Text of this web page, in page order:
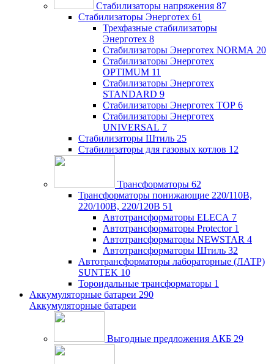
Стабилизаторы напряжения 87
Стабилизаторы Энерготех 61
Трехфазные стабилизаторы
Энерготех 8
Стабилизаторы Энерготех NORMA 20
Стабилизаторы Энерготех
OPTIMUM 11
Стабилизаторы Энерготех
STANDARD 9
Стабилизаторы Энерготех TOP 6
Стабилизаторы Энерготех
UNIVERSAL 7
Стабилизаторы Штиль 25
Стабилизаторы для газовых котлов 12
Трансформаторы 62
Трансформаторы понижающие 220/110В,
220/100В, 220/120В 51
Автотрансформаторы ELECA 7
Автотрансформаторы Protector 1
Автотрансформаторы NEWSTAR 4
Автотрансформаторы Штиль 32
Автотрансформаторы лабораторные (ЛАТР)
SUNTEK 10
Тороидальные трансформаторы 1
Аккумуляторные батареи 290
Аккумуляторные батареи
Выгодные предложения АКБ 29